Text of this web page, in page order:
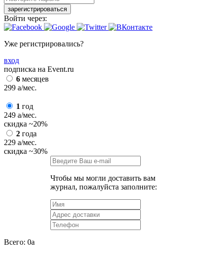
зарегистрироваться
Войти через:
Уже регистрировались?
вход
подписка на Event.ru
6 месяцев
299 a/мес.
1 год
249 a/мес.
скидка ~20%
2 года
229 a/мес.
скидка ~30%
Чтобы мы могли доставить вам
журнал, пожалуйста заполните:
Всего: 0a